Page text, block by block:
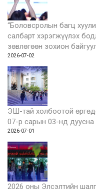
“Боловсролын багц
салбарт хэрэгжүүлэх
зөвлөгөөн зохион
2026-07-02
ЭШ-тай холбоотой
07-р сарын 03-нд дуусна
2026-07-01
2026 оны Элсэлтийн